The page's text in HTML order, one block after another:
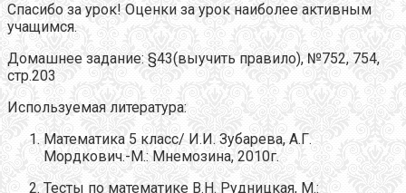
Спасибо за урок! Оценки за урок наиболее активным
учащимся.
Домашнее задание: §43(выучить правило), №752, 754,
стр.203
Используемая литература:
Математика 5 класс/ И.И. Зубарева, А.Г.
Мордкович.-М.: Мнемозина, 2010г.
Тесты по математике В.Н. Рудницкая, М.: